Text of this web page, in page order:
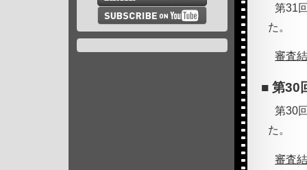
第31
た。
審査
第30
第30
た。
審査